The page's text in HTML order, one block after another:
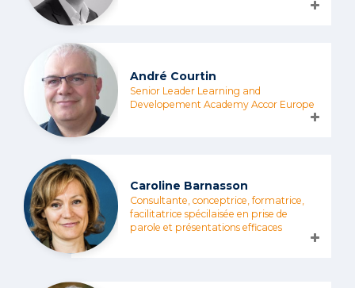
André Courtin
Senior Leader Learning and
Developement Academy Accor Europe
Caroline Barnasson
Consultante, conceptrice, formatrice,
facilitatrice spécilaisée en prise de
parole et présentations efficaces